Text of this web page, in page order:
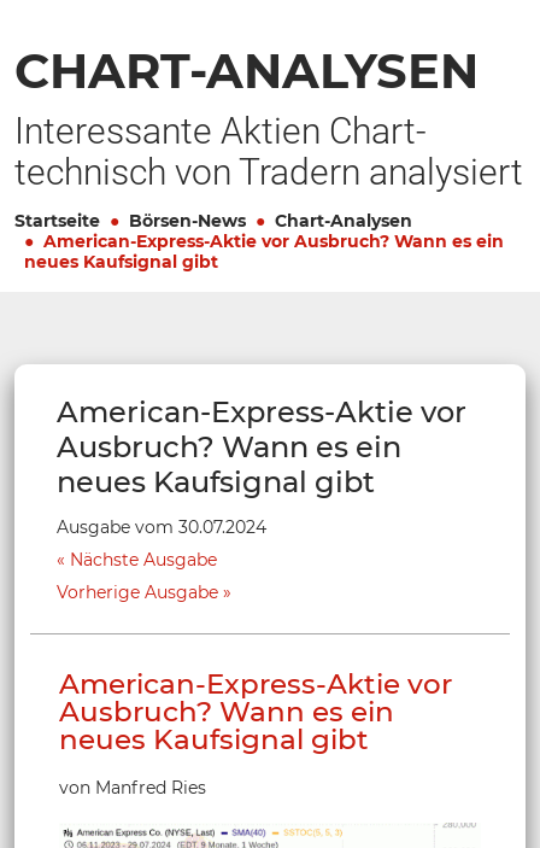
CHART-ANALYSEN
Interessante Aktien Chart-
technisch von Tradern analysiert
Startseite Börsen-News
Chart-Analysen
American-Express-Aktie vor Ausbruch? Wann es ein
neues Kaufsignal gibt
American-Express-Aktie vor
Ausbruch? Wann es ein
neues Kaufsignal gibt
Ausgabe vom 30.07.2024
Nächste Ausgabe
Vorherige Ausgabe
American-Express-Aktie vor
Ausbruch? Wann es ein
neues Kaufsignal gibt
von Manfred Ries